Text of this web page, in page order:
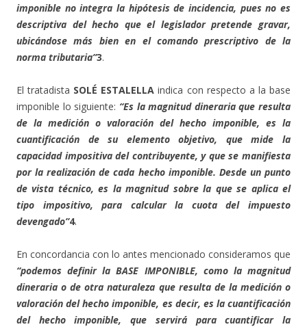
imponible no integra la hipótesis de incidencia, pues no es
descriptiva del hecho que el legislador pretende gravar,
ubicándose más bien en el comando prescriptivo de la
norma tributaria”3.
El tratadista SOLÉ ESTALELLA indica con respecto a la base
imponible lo siguiente: “Es la magnitud dineraria que resulta
de la medición o valoración del hecho imponible, es la
cuantificación de su elemento objetivo, que mide la
capacidad impositiva del contribuyente, y que se manifiesta
por la realización de cada hecho imponible. Desde un punto
de vista técnico, es la magnitud sobre la que se aplica el
tipo impositivo, para calcular la cuota del impuesto
devengado”4.
En concordancia con lo antes mencionado consideramos que
“podemos definir la BASE IMPONIBLE, como la magnitud
dineraria o de otra naturaleza que resulta de la medición o
valoración del hecho imponible, es decir, es la cuantificación
del hecho imponible, que servirá para cuantificar la